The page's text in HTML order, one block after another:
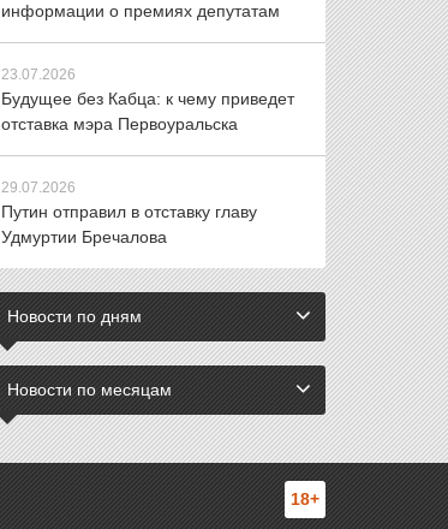
информации о премиях депутатам
23.07.2026
Будущее без Кабца: к чему приведет
отставка мэра Первоуральска
29.07.2026
Путин отправил в отставку главу
Удмуртии Бречалова
Новости по дням
Новости по месяцам
18+